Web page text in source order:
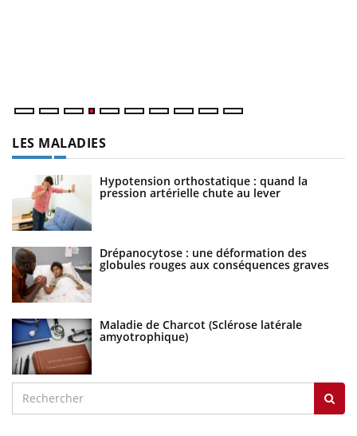
LES MALADIES
Hypotension orthostatique : quand la
pression artérielle chute au lever
Drépanocytose : une déformation des
globules rouges aux conséquences graves
Maladie de Charcot (Sclérose latérale
amyotrophique)